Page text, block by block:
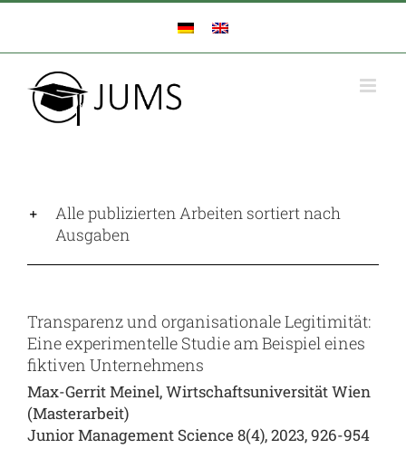
Zum
springen
Alle publizierten Arbeiten sortiert nach
Ausgaben
Transparenz und organisationale Legitimität:
Eine experimentelle Studie am Beispiel eines
fiktiven Unternehmens
Max-Gerrit Meinel, Wirtschaftsuniversität Wien
(Masterarbeit)
Junior Management Science 8(4), 2023, 926-954